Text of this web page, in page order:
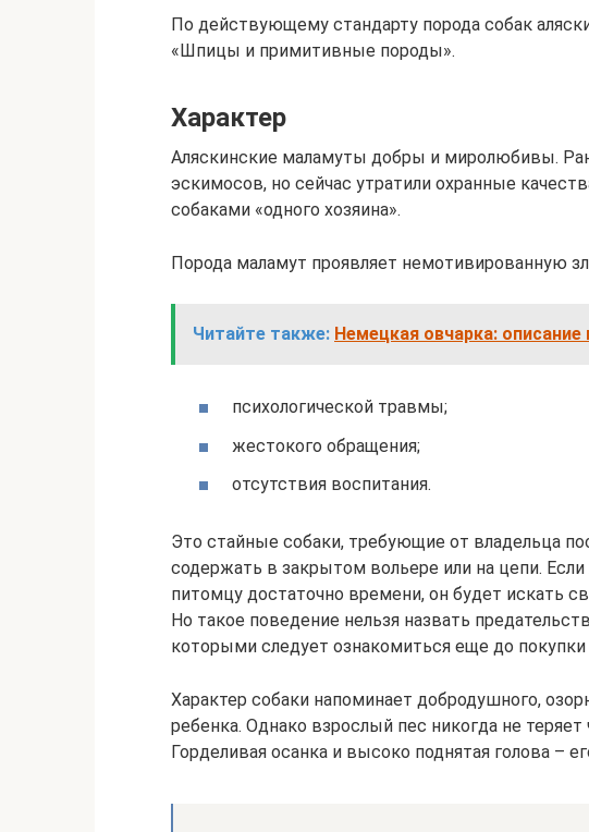
По действующему стандарту порода собак
«Шпицы и примитивные породы».
Характер
Аляскинские маламуты добры и миролюбивы.
эскимосов, но сейчас утратили охранные
собаками «одного хозяина».
Порода маламут проявляет немотивированную
Читайте также: Немецкая овчарка:
психологической травмы;
жестокого обращения;
отсутствия воспитания.
Это стайные собаки, требующие от владельца
содержать в закрытом вольере или на цепи. Если
питомцу достаточно времени, он будет искать
Но такое поведение нельзя назвать
которыми следует ознакомиться еще до
Характер собаки напоминает добродушного,
ребенка. Однако взрослый пес никогда не
Горделивая осанка и высоко поднятая голова –